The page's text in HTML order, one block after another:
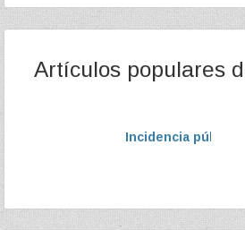
Artículos populares
Incidencia